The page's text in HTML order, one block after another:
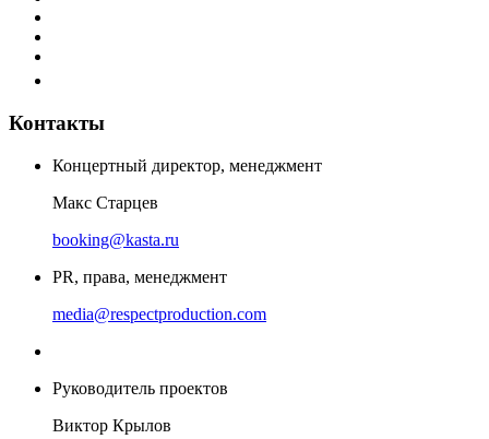
Контакты
Концертный директор, менеджмент
Макс Старцев
booking@kasta.ru
PR, права, менеджмент
media@respectproduction.com
Руководитель проектов
Виктор Крылов